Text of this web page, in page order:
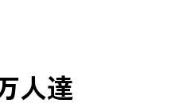
人達